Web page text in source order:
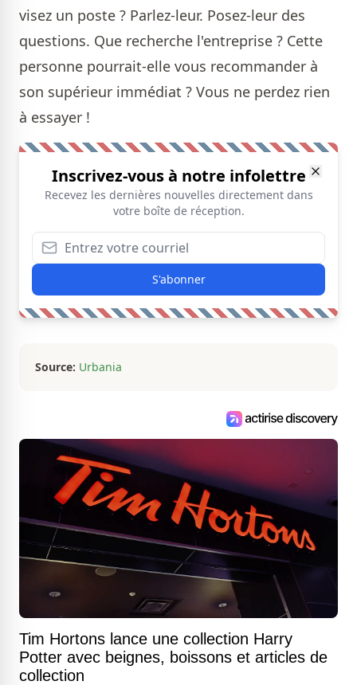
visez un poste ? Parlez-leur. Posez-leur des
questions. Que recherche l'entreprise ? Cette
personne pourrait-elle vous recommander à
son supérieur immédiat ? Vous ne perdez rien
à essayer !
Inscrivez-vous à notre infolettre
Recevez les dernières nouvelles directement dans
votre boîte de réception.
S'abonner
Source: Urbania
Tim Hortons lance une collection Harry
Potter avec beignes, boissons et articles de
collection